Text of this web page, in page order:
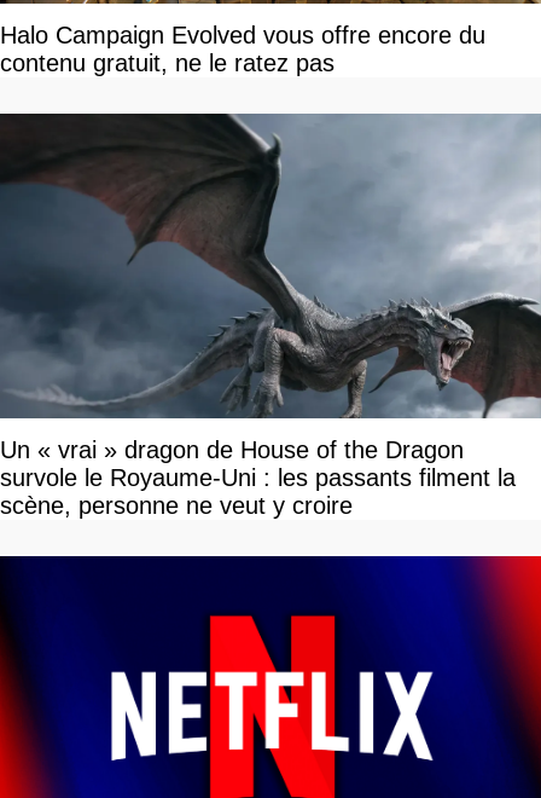
Halo Campaign Evolved vous offre encore du
contenu gratuit, ne le ratez pas
Un « vrai » dragon de House of the Dragon
survole le Royaume-Uni : les passants filment la
scène, personne ne veut y croire